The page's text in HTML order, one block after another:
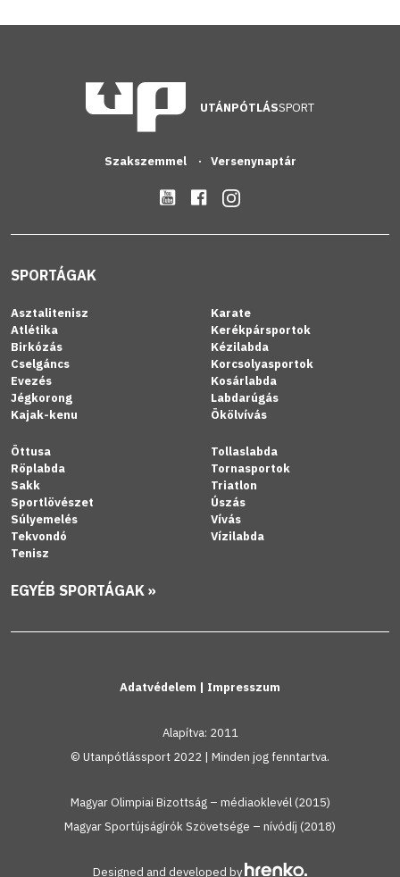
UTÁNPÓTLÁSSPORT
Szakszemmel Versenynaptár
SPORTÁGAK
Asztalitenisz
Atlétika
Birkózás
Cselgáncs
Evezés
Jégkorong
Kajak-kenu
Karate
Kerékpársportok
Kézilabda
Korcsolyasportok
Kosárlabda
Labdarúgás
Ökölvívás
Öttusa
Röplabda
Sakk
Sportlövészet
Súlyemelés
Tekvondó
Tenisz
Tollaslabda
Tornasportok
Triatlon
Úszás
Vívás
Vízilabda
EGYÉB SPORTÁGAK »
Adatvédelem | Impresszum
Alapítva: 2011
© Utanpótlássport 2022 | Minden jog fenntartva.
Magyar Olimpiai Bizottság – médiaoklevél (2015)
Magyar Sportújságírók Szövetsége – nívódíj (2018)
Designed and developed by